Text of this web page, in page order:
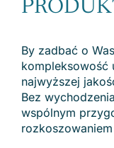
By zadbać o
kompleksowość
najwyższej
Bez
wspólnym